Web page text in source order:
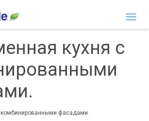
кухня с
комбинированными фасадами.